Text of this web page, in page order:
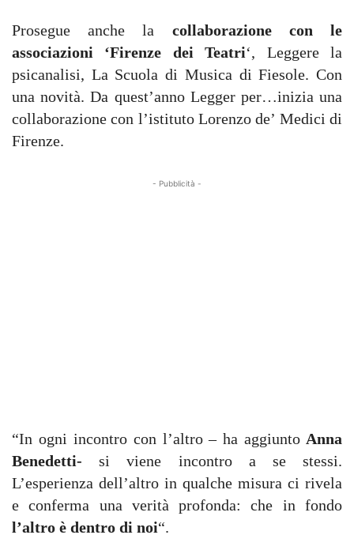
Prosegue anche la collaborazione con le
associazioni ‘Firenze dei Teatri‘, Leggere la
psicanalisi, La Scuola di Musica di Fiesole. Con
una novità. Da quest’anno Legger per…inizia una
collaborazione con l’istituto Lorenzo de’ Medici di
Firenze.
- Pubblicità -
“In ogni incontro con l’altro – ha aggiunto Anna
Benedetti- si viene incontro a se stessi.
L’esperienza dell’altro in qualche misura ci rivela
e conferma una verità profonda: che in fondo
l’altro è dentro di noi“.